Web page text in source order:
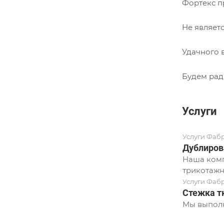
Фортекс
Не
Удачного
Будем
Услуги
Услуги
Наша
Услуги
Стежка
Мы